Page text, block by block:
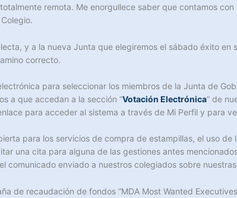
remota. Me enorgullece saber que contamos
y a la nueva Junta que elegiremos el sábado éxito
correcto.
para seleccionar los miembros de la Junta de
a que accedan a la sección “Votación Electrónica” de
para acceder al sistema a través de Mi Perfil y para
para los servicios de compra de estampillas, el uso
una cita para alguna de las gestiones antes
comunicado enviado a nuestros colegiados sobre
de recaudación de fondos “MDA Most Wanted